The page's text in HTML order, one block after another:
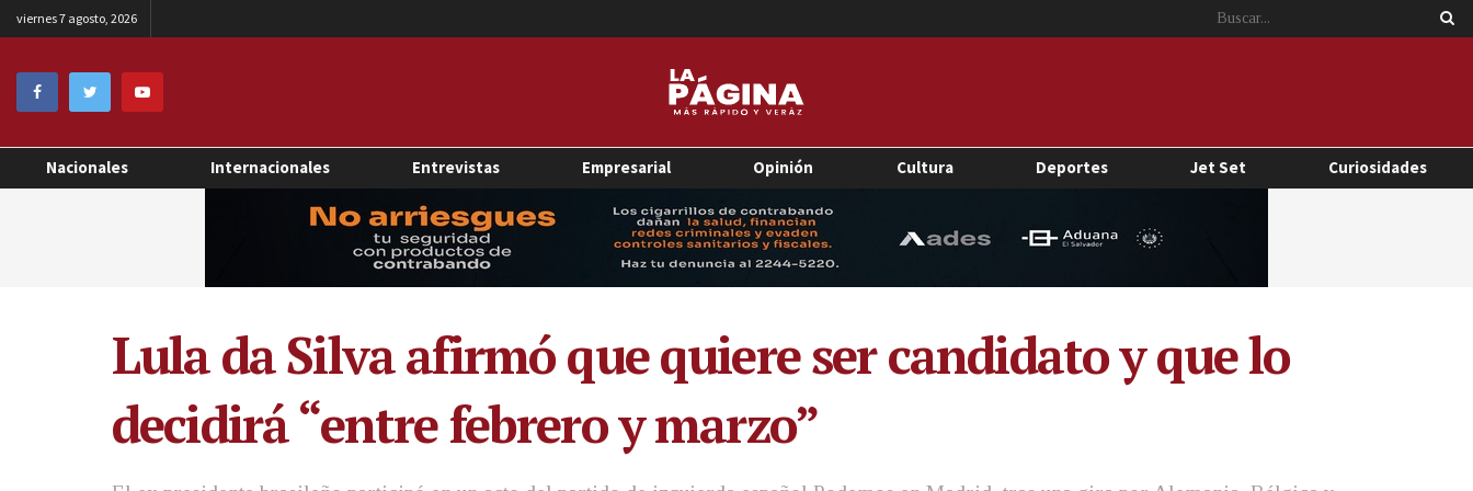
viernes 7 agosto, 2026
Nacionales Internacionales Entrevistas Empresarial Opinión Cultura Deportes Jet Set Curiosidades
Lula da Silva afirmó que quiere ser candidato y que lo
decidirá “entre febrero y marzo”